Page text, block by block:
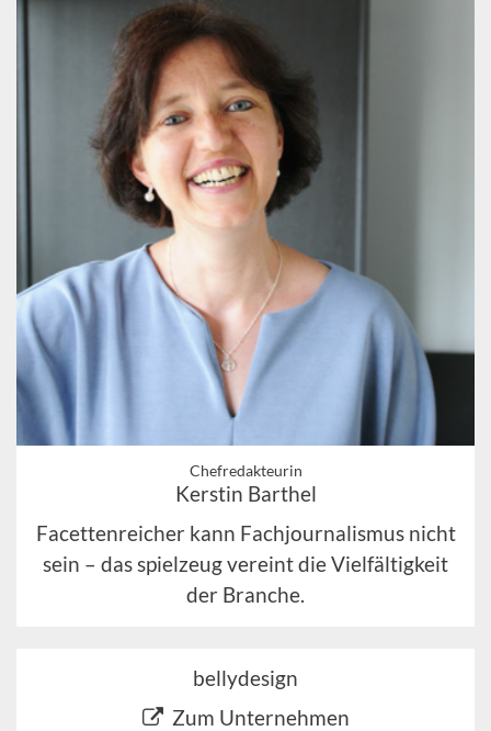
Chefredakteurin
Kerstin Barthel
Facettenreicher kann Fachjournalismus nicht
sein – das spielzeug vereint die Vielfältigkeit
der Branche.
bellydesign
Zum Unternehmen